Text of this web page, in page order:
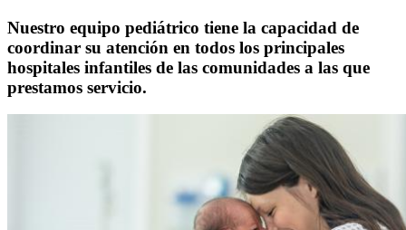
Nuestro equipo pediátrico tiene la capacidad de
coordinar su atención en todos los principales
hospitales infantiles de las comunidades a las que
prestamos servicio.